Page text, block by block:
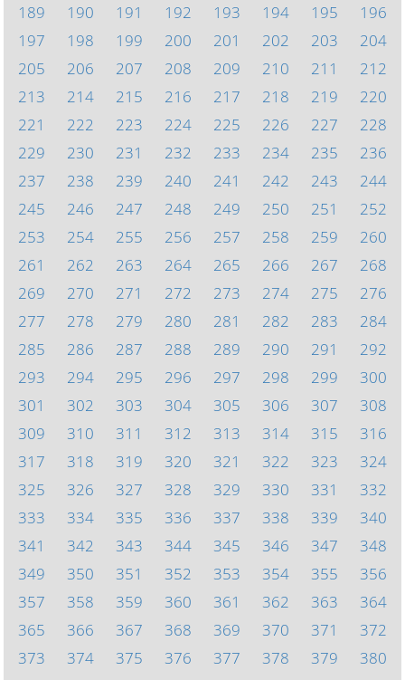
189
190 191 192 193 194 195
196
197
198 199 200 201 202 203
204
205
206 207 208 209 210 211
212
213
214 215 216 217 218 219
220
221
222 223 224 225 226 227
228
229
230 231 232 233 234 235
236
237
238 239 240 241 242 243
244
245
246 247 248 249 250 251
252
253
254 255 256 257 258 259
260
261
262 263 264 265 266 267
268
269
270 271 272 273 274 275
276
277
278 279 280 281 282 283
284
285
286 287 288 289 290 291
292
293
294 295 296 297 298 299
300
301
302 303 304 305 306 307
308
309
310 311 312 313 314 315
316
317
318 319 320 321 322 323
324
325
326 327 328 329 330 331
332
333
334 335 336 337 338 339
340
341
342 343 344 345 346 347
348
349
350 351 352 353 354 355
356
357
358 359 360 361 362 363
364
365
366 367 368 369 370 371
372
373
374 375 376 377 378 379
380